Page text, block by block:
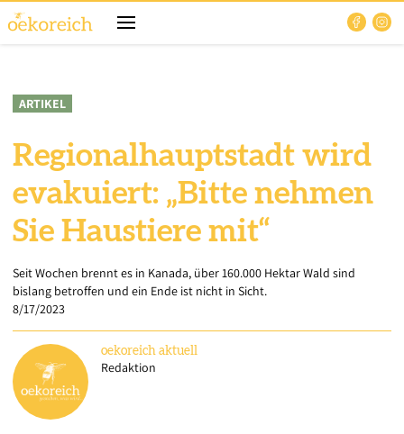
ARTIKEL
Regionalhauptstadt wird
evakuiert: „Bitte nehmen
Sie Haustiere mit“
Seit Wochen brennt es in Kanada, über 160.000 Hektar Wald sind
bislang betroffen und ein Ende ist nicht in Sicht.
8/17/2023
oekoreich aktuell
Redaktion